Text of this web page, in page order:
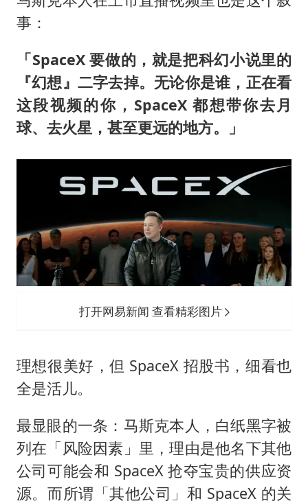
事：
「SpaceX 要做的，就是把科幻小说里的
『幻想』二字去掉。无论你是谁，正在看
这段视频的你，SpaceX 都想带你去月
球、去火星，甚至更远的地方。」
打开网易新闻 查看精彩图片
理想很美好，但 SpaceX 招股书，细看也
全是活儿。
最显眼的一条：马斯克本人，白纸黑字被
列在「风险因素」里，理由是他名下其他
公司可能会和 SpaceX 抢夺宝贵的供应资
源。而所谓「其他公司」和 SpaceX 的关